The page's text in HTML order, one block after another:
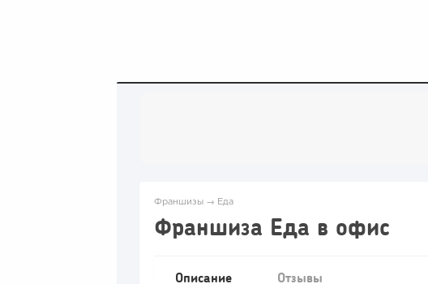
Франшизы → Еда
Франшиза Еда в офис
Описание Отзывы